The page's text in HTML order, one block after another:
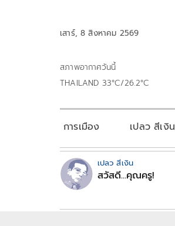
เสาร์, 8 สิงหาคม 2569
สภาพอากาศวันนี้
THAILAND 33°C/26.2°C
การเมือง เปลว สีเงิน
เปลว สีเงิน
สวัสดี...คุณครู!